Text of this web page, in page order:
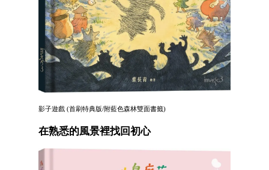
影子遊戲 (首刷特典版/附藍色森林雙面書籤)
在熟悉的風景裡找回初心